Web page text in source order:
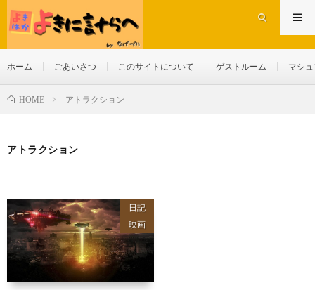
ホーム ごあいさつ このサイトについて ゲストルーム マシ
HOME アトラクション
アトラクション
日記
映画